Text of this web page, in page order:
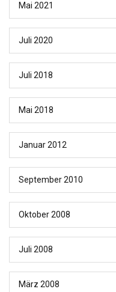
Mai 2021
Juli 2020
Juli 2018
Mai 2018
Januar 2012
September 2010
Oktober 2008
Juli 2008
März 2008